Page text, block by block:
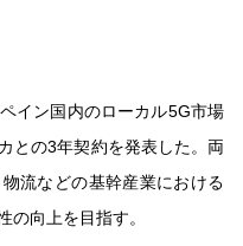
イン国内のローカル5G市場
との3年契約を発表した。両
流などの基幹産業における
の向上を目指す。